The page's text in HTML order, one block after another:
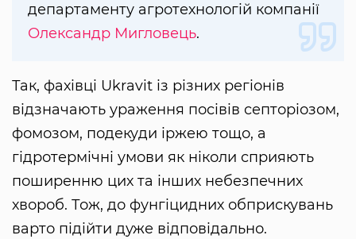
департаменту агротехнологій компанії
Олександр Мигловець.
Так, фахівці Ukravit із різних регіонів
відзначають ураження посівів септоріозом,
фомозом, подекуди іржею тощо, а
гідротермічні умови як ніколи сприяють
поширенню цих та інших небезпечних
хвороб. Тож, до фунгіцидних обприскувань
варто підійти дуже відповідально.